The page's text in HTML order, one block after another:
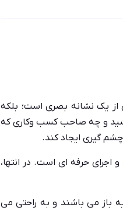
یک نشانه بصری است؛ بلکه
و چه صاحب کسب وکاری که
چشم گیری ایجاد کند.
و اجرای حرفه ای است. در انتها،
باز می باشند و به راحتی می